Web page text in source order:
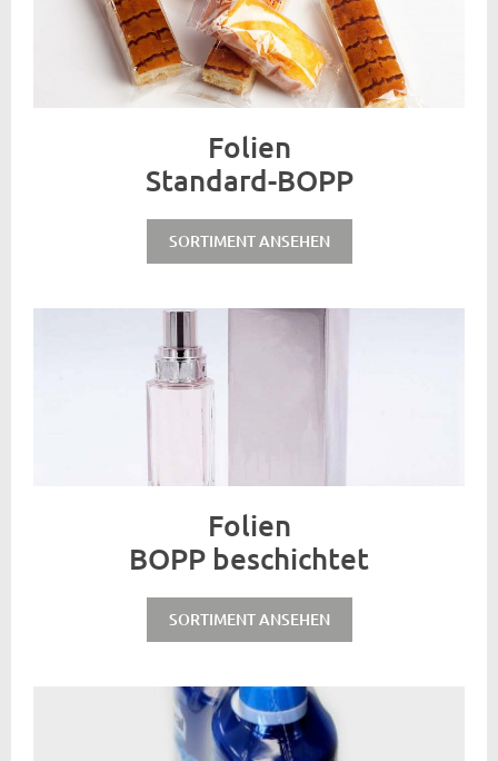
Folien
Standard-BOPP
SORTIMENT ANSEHEN
Folien
BOPP beschichtet
SORTIMENT ANSEHEN